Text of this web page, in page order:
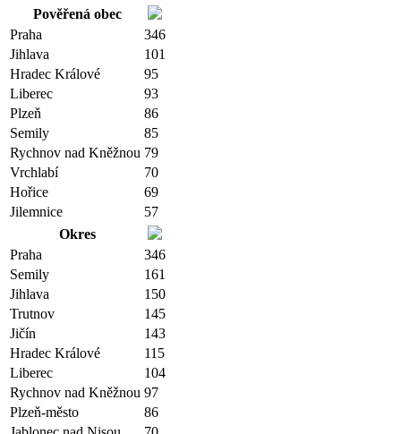
Pověřená obec
Praha
346
Jihlava
101
Hradec Králové
95
Liberec
93
Plzeň
86
Semily
85
Rychnov nad Kněžnou 79
Vrchlabí
70
Hořice
69
Jilemnice
57
Okres
Praha
346
Semily
161
Jihlava
150
Trutnov
145
Jičín
143
Hradec Králové
115
Liberec
104
Rychnov nad Kněžnou 97
Plzeň-město
86